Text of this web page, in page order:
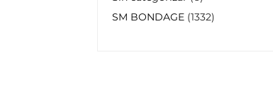
SM BONDAGE 1332